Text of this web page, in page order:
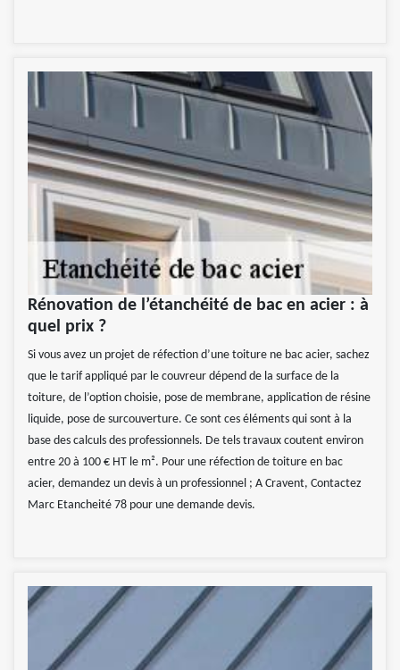
Rénovation de l’étanchéité de bac en acier : à
quel prix ?
Si vous avez un projet de réfection d’une toiture ne bac acier, sachez
que le tarif appliqué par le couvreur dépend de la surface de la
toiture, de l’option choisie, pose de membrane, application de résine
liquide, pose de surcouverture. Ce sont ces éléments qui sont à la
base des calculs des professionnels. De tels travaux coutent environ
entre 20 à 100 € HT le m². Pour une réfection de toiture en bac
acier, demandez un devis à un professionnel ; A Cravent, Contactez
Marc Etancheité 78 pour une demande devis.